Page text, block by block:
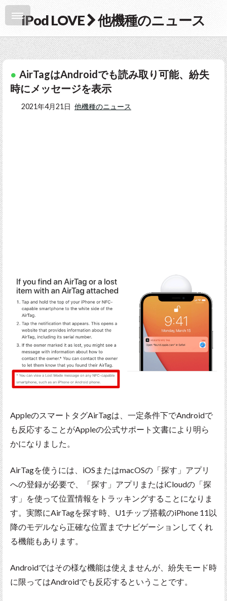
iPod LOVE 他機種のニュース
AirTagはAndroidでも読み取り可能、紛失
時にメッセージを表示
2021年4月21日 他機種のニュース
AppleのスマートタグAirTagは、一定条件下でAndroidで
も反応することがAppleの公式サポート文書により明ら
かになりました。
AirTagを使うには、iOSまたはmacOSの「探す」アプリ
への登録が必要で、「探す」アプリまたはiCloudの「探
す」を使って位置情報をトラッキングすることになりま
す。実際にAirTagを探す時、U1チップ搭載のiPhone 11以
降のモデルなら正確な位置までナビゲーションしてくれ
る機能もあります。
Androidではその様な機能は使えませんが、紛失モード時
に限ってはAndroidでも反応するということです。